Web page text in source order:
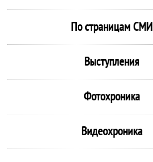
По страницам СМИ
Выступления
Фотохроника
Видеохроника